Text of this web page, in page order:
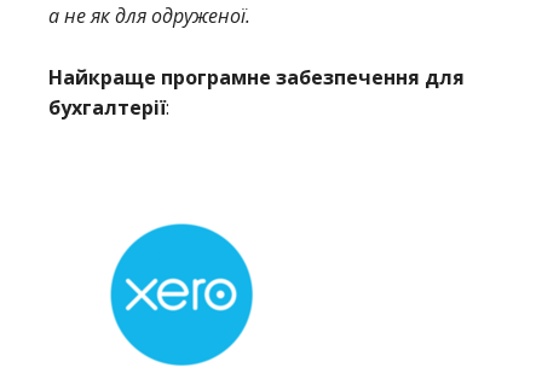
а не як для одруженої.
Найкраще програмне забезпечення для
бухгалтерії: